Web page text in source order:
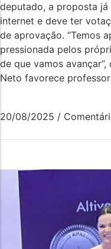
deputado, a proposta já
internet e deve ter
de aprovação. “Temos
pressionada pelos
de que vamos
Neto favorece
20/08/2025 /